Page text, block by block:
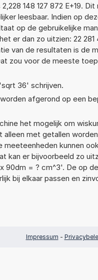
148 127 872 E+19.
leesbaar. Indien op
op de gebruikelijke
er dan zo uitzien: 22 281
van de resultaten is de
zou voor de meeste
36' schrijven.
afgerond op een
het mogelijk om
alleen met getallen
kunnen
kan er bijvoorbeeld zo
= ? cm^3'. De op
bij elkaar passen en
Impressum -